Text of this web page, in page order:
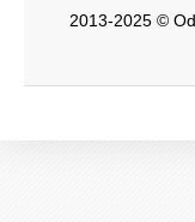
2013-2025 ©